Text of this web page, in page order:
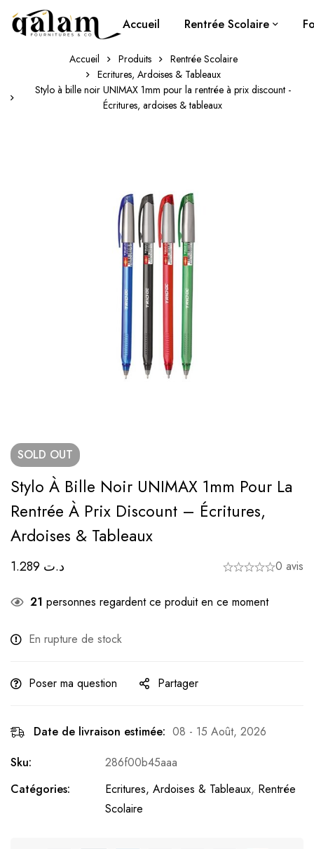
Accueil Rentrée Scolaire
Accueil Produits
Rentrée Scolaire
Ecritures, Ardoises & Tableaux
Stylo à bille noir UNIMAX 1mm pour la rentrée à prix discount -
Écritures, ardoises & tableaux
SOLD OUT
Stylo À Bille Noir UNIMAX 1mm Pour La
Rentrée À Prix Discount – Écritures,
Ardoises & Tableaux
د.ت 0 avis
21 personnes regardent ce produit en ce moment
En rupture de stock
Poser ma question Partager
Date de livraison estimée: 08 - 15 Août, 2026
Sku:
286f00b45aaa
Catégories:
Ecritures, Ardoises & Tableaux, Rentrée
Scolaire